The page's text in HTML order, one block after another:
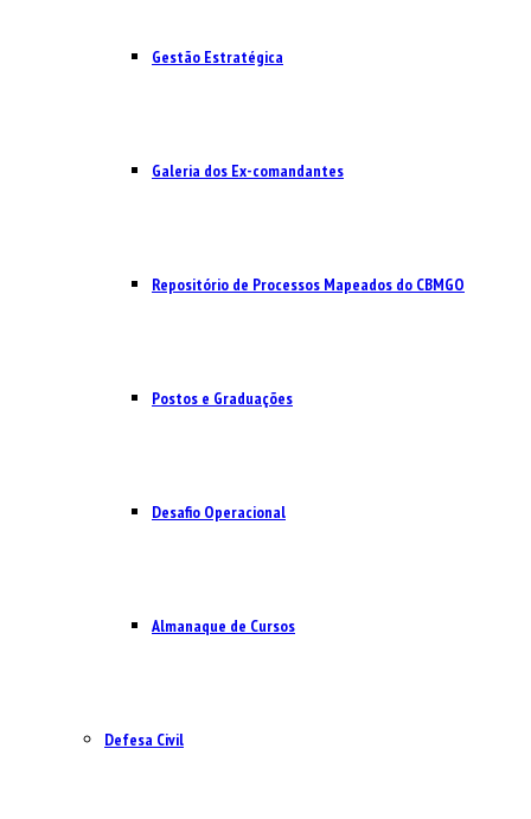
Gestão Estratégica
Galeria dos Ex-comandantes
Repositório de Processos Mapeados do CBMGO
Postos e Graduações
Desafio Operacional
Almanaque de Cursos
Defesa Civil